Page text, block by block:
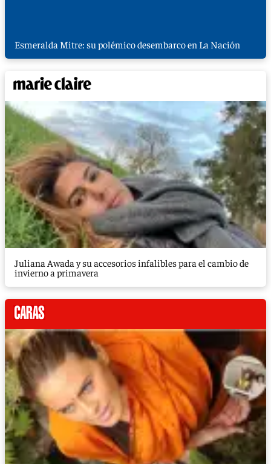
Esmeralda Mitre: su polémico desembarco en La Nación
Juliana Awada y su accesorios infalibles para el cambio de
invierno a primavera